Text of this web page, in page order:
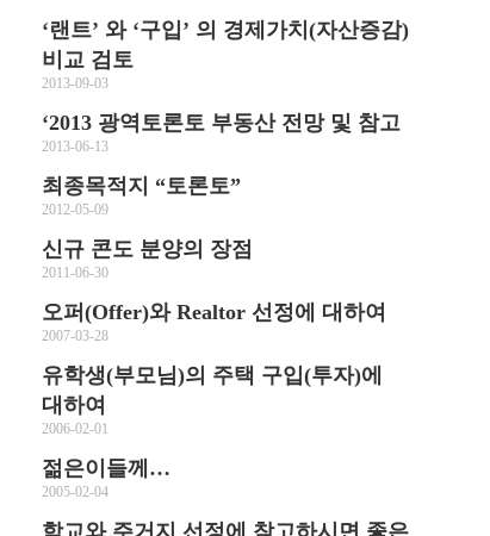
‘랜트’ 와 ‘구입’ 의 경제가치(자산증감)
비교 검토
2013-09-03
‘2013 광역토론토 부동산 전망 및 참고
2013-06-13
최종목적지 “토론토”
2012-05-09
신규 콘도 분양의 장점
2011-06-30
오퍼(Offer)와 Realtor 선정에 대하여
2007-03-28
유학생(부모님)의 주택 구입(투자)에
대하여
2006-02-01
젊은이들께…
2005-02-04
학교와 주거지 선정에 참고하시면 좋은